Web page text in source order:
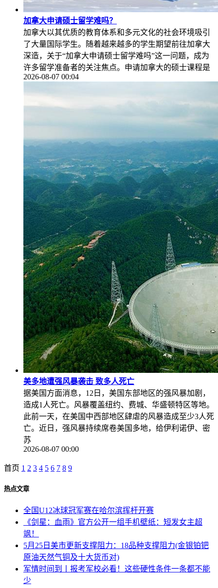
加拿大申请硕士留学难吗？
加拿大以其优质的教育体系和多元文化的社会环境吸引
了大量国际学生。随着越来越多的学生期望前往加拿大
深造，关于“加拿大申请硕士留学难吗”这一问题，成为
许多留学准备者的关注焦点。申请加拿大的硕士课程是
2026-08-07 00:04
美多地遭强风暴袭击 致多人死亡
据美国方面消息，12日，美国东部地区的强风暴加剧，
造成1人死亡。风暴覆盖纽约、费城、华盛顿特区等地。
此前一天，在美国中西部地区肆虐的风暴造成至少3人死
亡。近日，强风暴持续席卷美国多地，给伊利诺伊、密
苏
2026-08-07 00:00
首页 1 2 3 4 5 6 7 8 9
热点文章
全国U12冰球冠军赛在哈尔滨挥杆开赛
《剑星：血雨》官方公开一组手机壁纸：短发女主超
飒！
5月25日美市更新支撑阻力：18品种支撑阻力(金银铂钯
原油天然气铜及十大货币对)
军情时间到丨报考军校必看！这些硬性条件一条都不能
少